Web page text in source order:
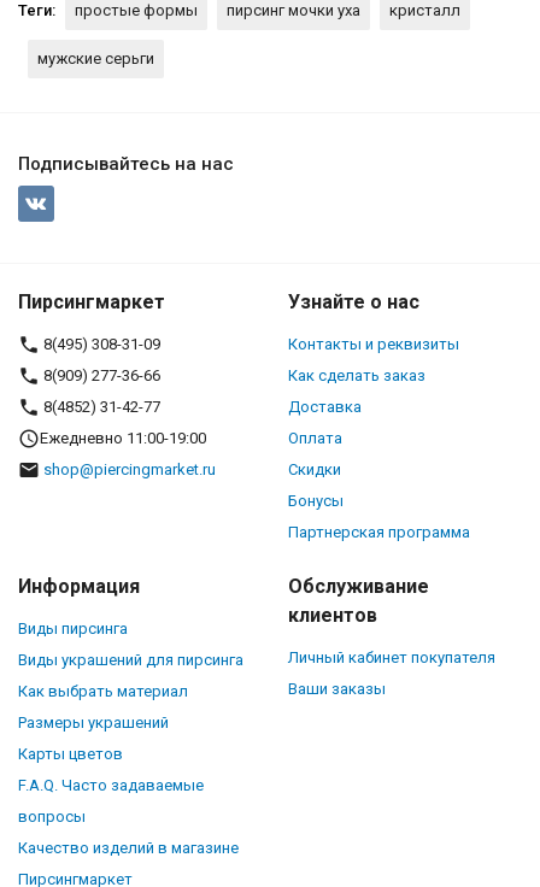
Теги: простые формы пирсинг мочки уха кристалл
мужские серьги
Подписывайтесь на нас
Пирсингмаркет
8(495) 308-31-09
8(909) 277-36-66
8(4852) 31-42-77
Ежедневно 11:00-19:00
shop@piercingmarket.ru
Узнайте о нас
Контакты и реквизиты
Как сделать заказ
Доставка
Оплата
Скидки
Бонусы
Партнерская программа
Информация
Виды пирсинга
Виды украшений для пирсинга
Как выбрать материал
Размеры украшений
Карты цветов
F.A.Q. Часто задаваемые
вопросы
Качество изделий в магазине
Пирсингмаркет
Обслуживание
клиентов
Личный кабинет покупателя
Ваши заказы